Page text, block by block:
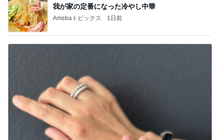
我が家の定番になった冷やし中華
Amebaトピックス 1日前